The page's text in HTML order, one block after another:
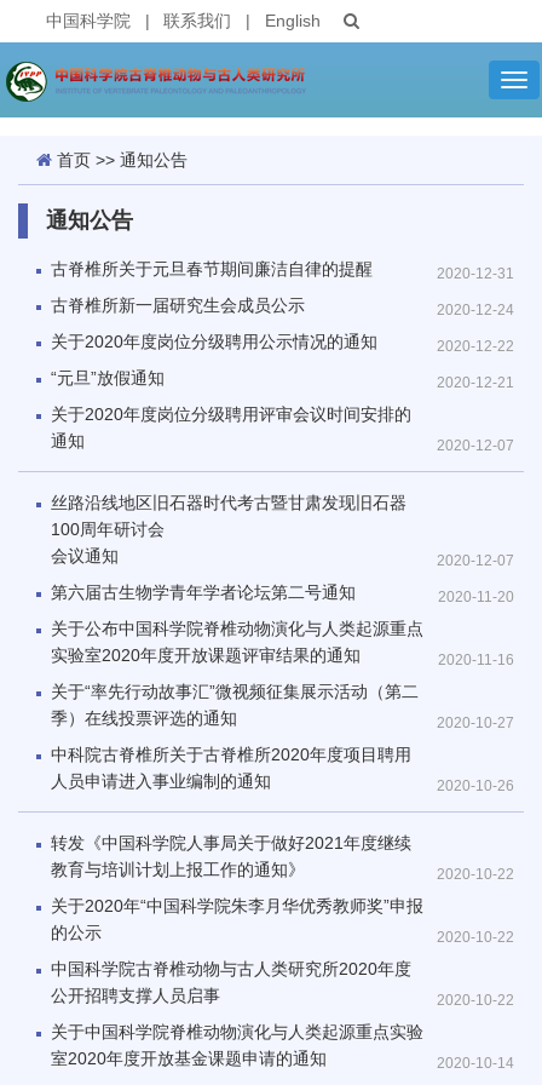
中国科学院 | 联系我们 | English
首页 >> 通知公告
通知公告
2020-12-31
古脊椎所关于元旦春节期间廉洁自律的提醒
2020-12-24
古脊椎所新一届研究生会成员公示
2020-12-22
关于2020年度岗位分级聘用公示情况的通知
2020-12-21
“元旦”放假通知
2020-12-07
关于2020年度岗位分级聘用评审会议时间安排的
通知
2020-12-07
丝路沿线地区旧石器时代考古暨甘肃发现旧石器
100周年研讨会
会议通知
2020-11-20
第六届古生物学青年学者论坛第二号通知
2020-11-16
关于公布中国科学院脊椎动物演化与人类起源重点
实验室2020年度开放课题评审结果的通知
2020-10-27
关于“率先行动故事汇”微视频征集展示活动（第二
季）在线投票评选的通知
2020-10-26
中科院古脊椎所关于古脊椎所2020年度项目聘用
人员申请进入事业编制的通知
2020-10-22
转发《中国科学院人事局关于做好2021年度继续
教育与培训计划上报工作的通知》
2020-10-22
关于2020年“中国科学院朱李月华优秀教师奖”申报
的公示
2020-10-22
中国科学院古脊椎动物与古人类研究所2020年度
公开招聘支撑人员启事
2020-10-14
关于中国科学院脊椎动物演化与人类起源重点实验
室2020年度开放基金课题申请的通知